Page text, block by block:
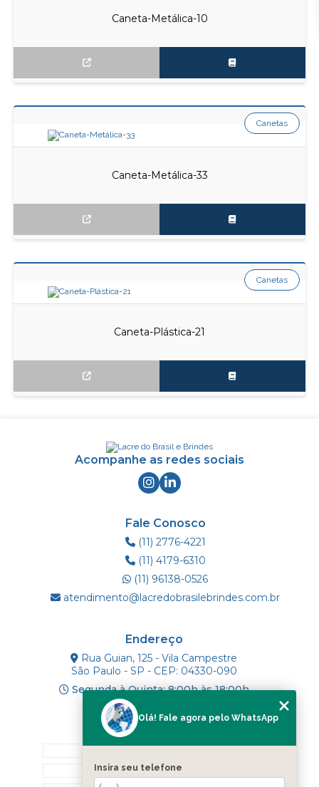
Caneta-Metálica-10
Caneta-Metálica-33
Canetas
Caneta-Plástica-21
Canetas
Acompanhe as redes sociais
Fale Conosco
(11) 2776-4221
(11) 4179-6310
(11) 96138-0526
atendimento@lacredobrasilebrindes.com.br
Endereço
Rua Guian, 125 - Vila Campestre
São Paulo - SP - CEP: 04330-090
Segunda à Quinta: 8:00h às 18:00h
Mapa do Site
SOBRE NÓS
Olá! Fale agora pelo WhatsApp
Insira seu telefone